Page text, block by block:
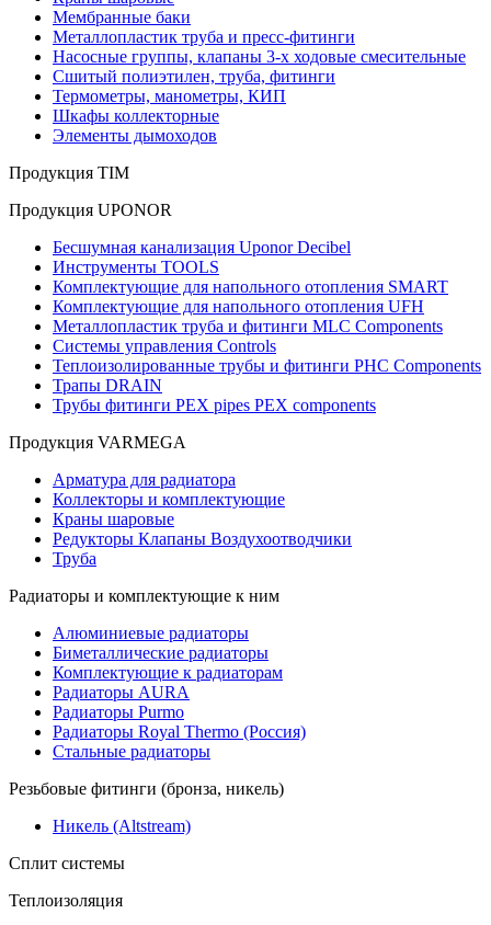
Мембранные баки
Металлопластик труба и пресс-фитинги
Насосные группы, клапаны 3-х ходовые смесительные
Сшитый полиэтилен, труба, фитинги
Термометры, манометры, КИП
Шкафы коллекторные
Элементы дымоходов
Продукция TIM
Продукция UPONOR
Бесшумная канализация Uponor Decibel
Инструменты TOOLS
Комплектующие для напольного отопления SMART
Комплектующие для напольного отопления UFH
Металлопластик труба и фитинги MLC Components
Системы управления Controls
Теплоизолированные трубы и фитинги PHC Components
Трапы DRAIN
Трубы фитинги PEX pipes PEX components
Продукция VARMEGA
Арматура для радиатора
Коллекторы и комплектующие
Краны шаровые
Редукторы Клапаны Воздухоотводчики
Труба
Радиаторы и комплектующие к ним
Алюминиевые радиаторы
Биметаллические радиаторы
Комплектующие к радиаторам
Радиаторы AURA
Радиаторы Purmo
Радиаторы Royal Thermo (Россия)
Стальные радиаторы
Резьбовые фитинги (бронза, никель)
Никель (Altstream)
Сплит системы
Теплоизоляция